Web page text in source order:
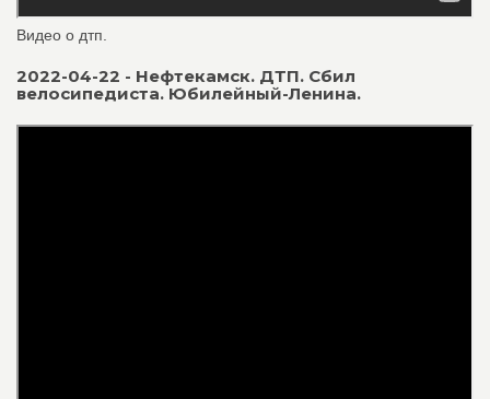
Видео о дтп.
2022-04-22 - Нефтекамск. ДТП. Сбил
велосипедиста. Юбилейный-Ленина.